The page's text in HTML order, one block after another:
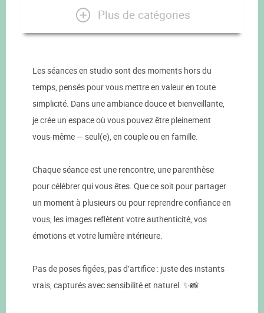
Plus de catégories
Les séances en studio sont des moments hors du
temps, pensés pour vous mettre en valeur en toute
simplicité. Dans une ambiance douce et bienveillante,
je crée un espace où vous pouvez être pleinement
vous-même — seul(e), en couple ou en famille.
Chaque séance est une rencontre, une parenthèse
pour célébrer qui vous êtes. Que ce soit pour partager
un moment à plusieurs ou pour reprendre confiance en
vous, les images reflètent votre authenticité, vos
émotions et votre lumière intérieure.
Pas de poses figées, pas d’artifice : juste des instants
vrais, capturés avec sensibilité et naturel. ✨📸